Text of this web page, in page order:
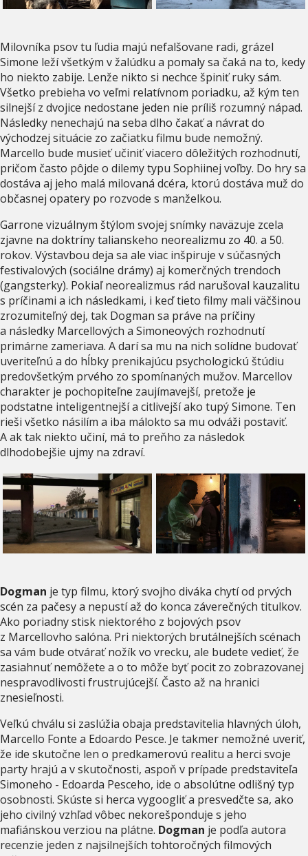
Milovníka psov tu ľudia majú nefalšovane radi, grázel
Simone leží všetkým v žalúdku a pomaly sa čaká na to, kedy
ho niekto zabije. Lenže nikto si nechce špiniť ruky sám.
Všetko prebieha vo veľmi relatívnom poriadku, až kým ten
silnejší z dvojice nedostane jeden nie príliš rozumný nápad.
Následky nenechajú na seba dlho čakať a návrat do
východzej situácie zo začiatku filmu bude nemožný.
Marcello bude musieť učiniť viacero dôležitých rozhodnutí,
pričom často pôjde o dilemy typu Sophiinej voľby. Do hry sa
dostáva aj jeho malá milovaná dcéra, ktorú dostáva muž do
občasnej opatery po rozvode s manželkou.
Garrone vizuálnym štýlom svojej snímky naväzuje zcela
zjavne na doktríny talianskeho neorealizmu zo 40. a 50.
rokov. Výstavbou deja sa ale viac inšpiruje v súčasných
festivalových (sociálne drámy) aj komerčných trendoch
(gangsterky). Pokiaľ neorealizmus rád narušoval kauzalitu
s príčinami a ich následkami, i keď tieto filmy mali väčšinou
zrozumiteľný dej, tak Dogman sa práve na príčiny
a následky Marcellových a Simoneových rozhodnutí
primárne zameriava. A darí sa mu na nich solídne budovať
uveriteľnú a do hĺbky prenikajúcu psychologickú štúdiu
predovšetkým prvého zo spomínaných mužov. Marcellov
charakter je pochopiteľne zaujímavejší, pretože je
podstatne inteligentnejší a citlivejší ako tupý Simone. Ten
rieši všetko násilím a iba málokto sa mu odváži postaviť.
A ak tak niekto učiní, má to preňho za následok
dlhodobejšie ujmy na zdraví.
Dogman je typ filmu, ktorý svojho diváka chytí od prvých
scén za pačesy a nepustí až do konca záverečných titulkov.
Ako poriadny stisk niektorého z bojových psov
z Marcellovho salóna. Pri niektorých brutálnejších scénach
sa vám bude otvárať nožík vo vrecku, ale budete vedieť, že
zasiahnuť nemôžete a o to môže byť pocit zo zobrazovanej
nespravodlivosti frustrujúcejší. Často až na hranici
znesieľnosti.
Veľkú chválu si zaslúžia obaja predstavitelia hlavných úloh,
Marcello Fonte a Edoardo Pesce. Je takmer nemožné uveriť,
že ide skutočne len o predkamerovú realitu a herci svoje
party hrajú a v skutočnosti, aspoň v prípade predstaviteľa
Simoneho - Edoarda Pesceho, ide o absolútne odlišný typ
osobnosti. Skúste si herca vygoogliť a presvedčte sa, ako
jeho civilný vzhľad vôbec nekorešponduje s jeho
mafiánskou verziou na plátne. Dogman je podľa autora
recenzie jeden z najsilnejších tohtoročných filmových